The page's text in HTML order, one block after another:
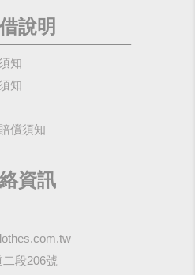
說明
知
知
償須知
資訊
段206號